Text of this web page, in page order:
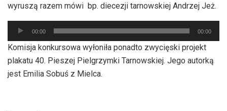
wyruszą razem mówi bp. diecezji tarnowskiej Andrzej Jeż.
Odtwarzacz
plików
dźwiękowych
00:00 00:00
Komisja konkursowa wyłoniła ponadto zwycięski projekt
plakatu 40. Pieszej Pielgrzymki Tarnowskiej. Jego autorką
jest Emilia Sobuś z Mielca.